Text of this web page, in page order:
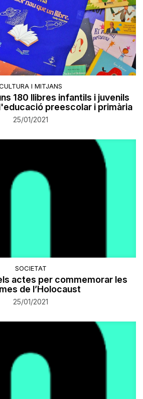
I MITJANS
180 llibres infantils i juvenils
preescolar i primària
25/01/2021
SOCIETAT
actes per commemorar les
de l’Holocaust
25/01/2021